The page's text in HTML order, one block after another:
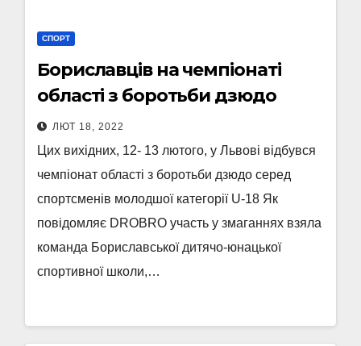
СПОРТ
Бориславців на чемпіонаті
області з боротьби дзюдо
ЛЮТ 18, 2022
Цих вихідних, 12- 13 лютого, у Львові відбувся
чемпіонат області з боротьби дзюдо серед
спортсменів молодшої категорії U-18 Як
повідомляє DROBRO участь у змаганнях взяла
команда Бориславської дитячо-юнацької
спортивної школи,…